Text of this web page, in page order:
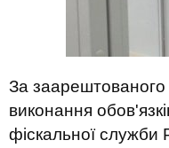
За заарештованого
виконання
фіскальної служби